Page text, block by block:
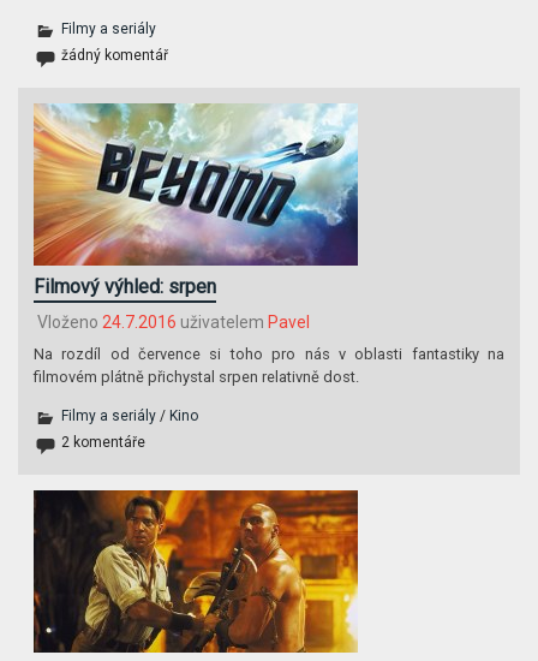
Filmy a seriály
žádný komentář
Filmový výhled: srpen
Vloženo 24.7.2016 uživatelem Pavel
Na rozdíl od července si toho pro nás v oblasti fantastiky na
filmovém plátně přichystal srpen relativně dost.
Filmy a seriály / Kino
2 komentáře